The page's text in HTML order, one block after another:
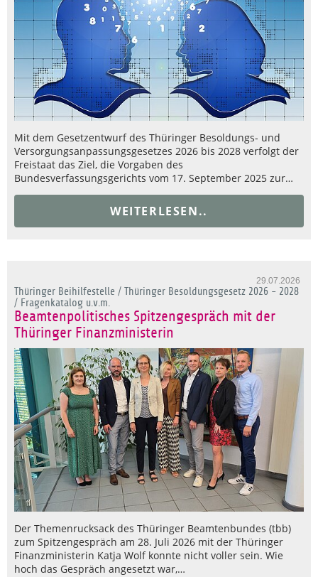
Mit dem Gesetzentwurf des Thüringer Besoldungs- und
Versorgungsanpassungsgesetzes 2026 bis 2028 verfolgt der
Freistaat das Ziel, die Vorgaben des
Bundesverfassungsgerichts vom 17. September 2025 zur…
WEITERLESEN..
29.07.2026
Thüringer Beihilfestelle / Thüringer Besoldungsgesetz 2026 - 2028
/ Fragenkatalog u.v.m.
Beamtenpolitisches Spitzengespräch mit der
Thüringer Finanzministerin
Der Themenrucksack des Thüringer Beamtenbundes (tbb)
zum Spitzengespräch am 28. Juli 2026 mit der Thüringer
Finanzministerin Katja Wolf konnte nicht voller sein. Wie
hoch das Gespräch angesetzt war,…